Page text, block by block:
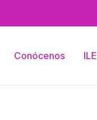
Conócenos ILE